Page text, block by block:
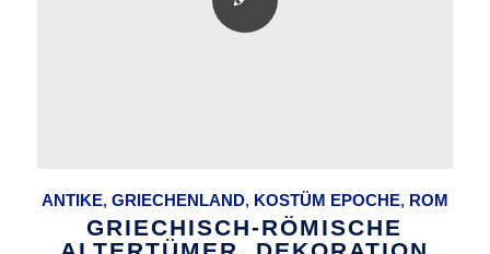
ANTIKE, GRIECHENLAND, KOSTÜM EPOCHE, ROM
GRIECHISCH-RÖMISCHE